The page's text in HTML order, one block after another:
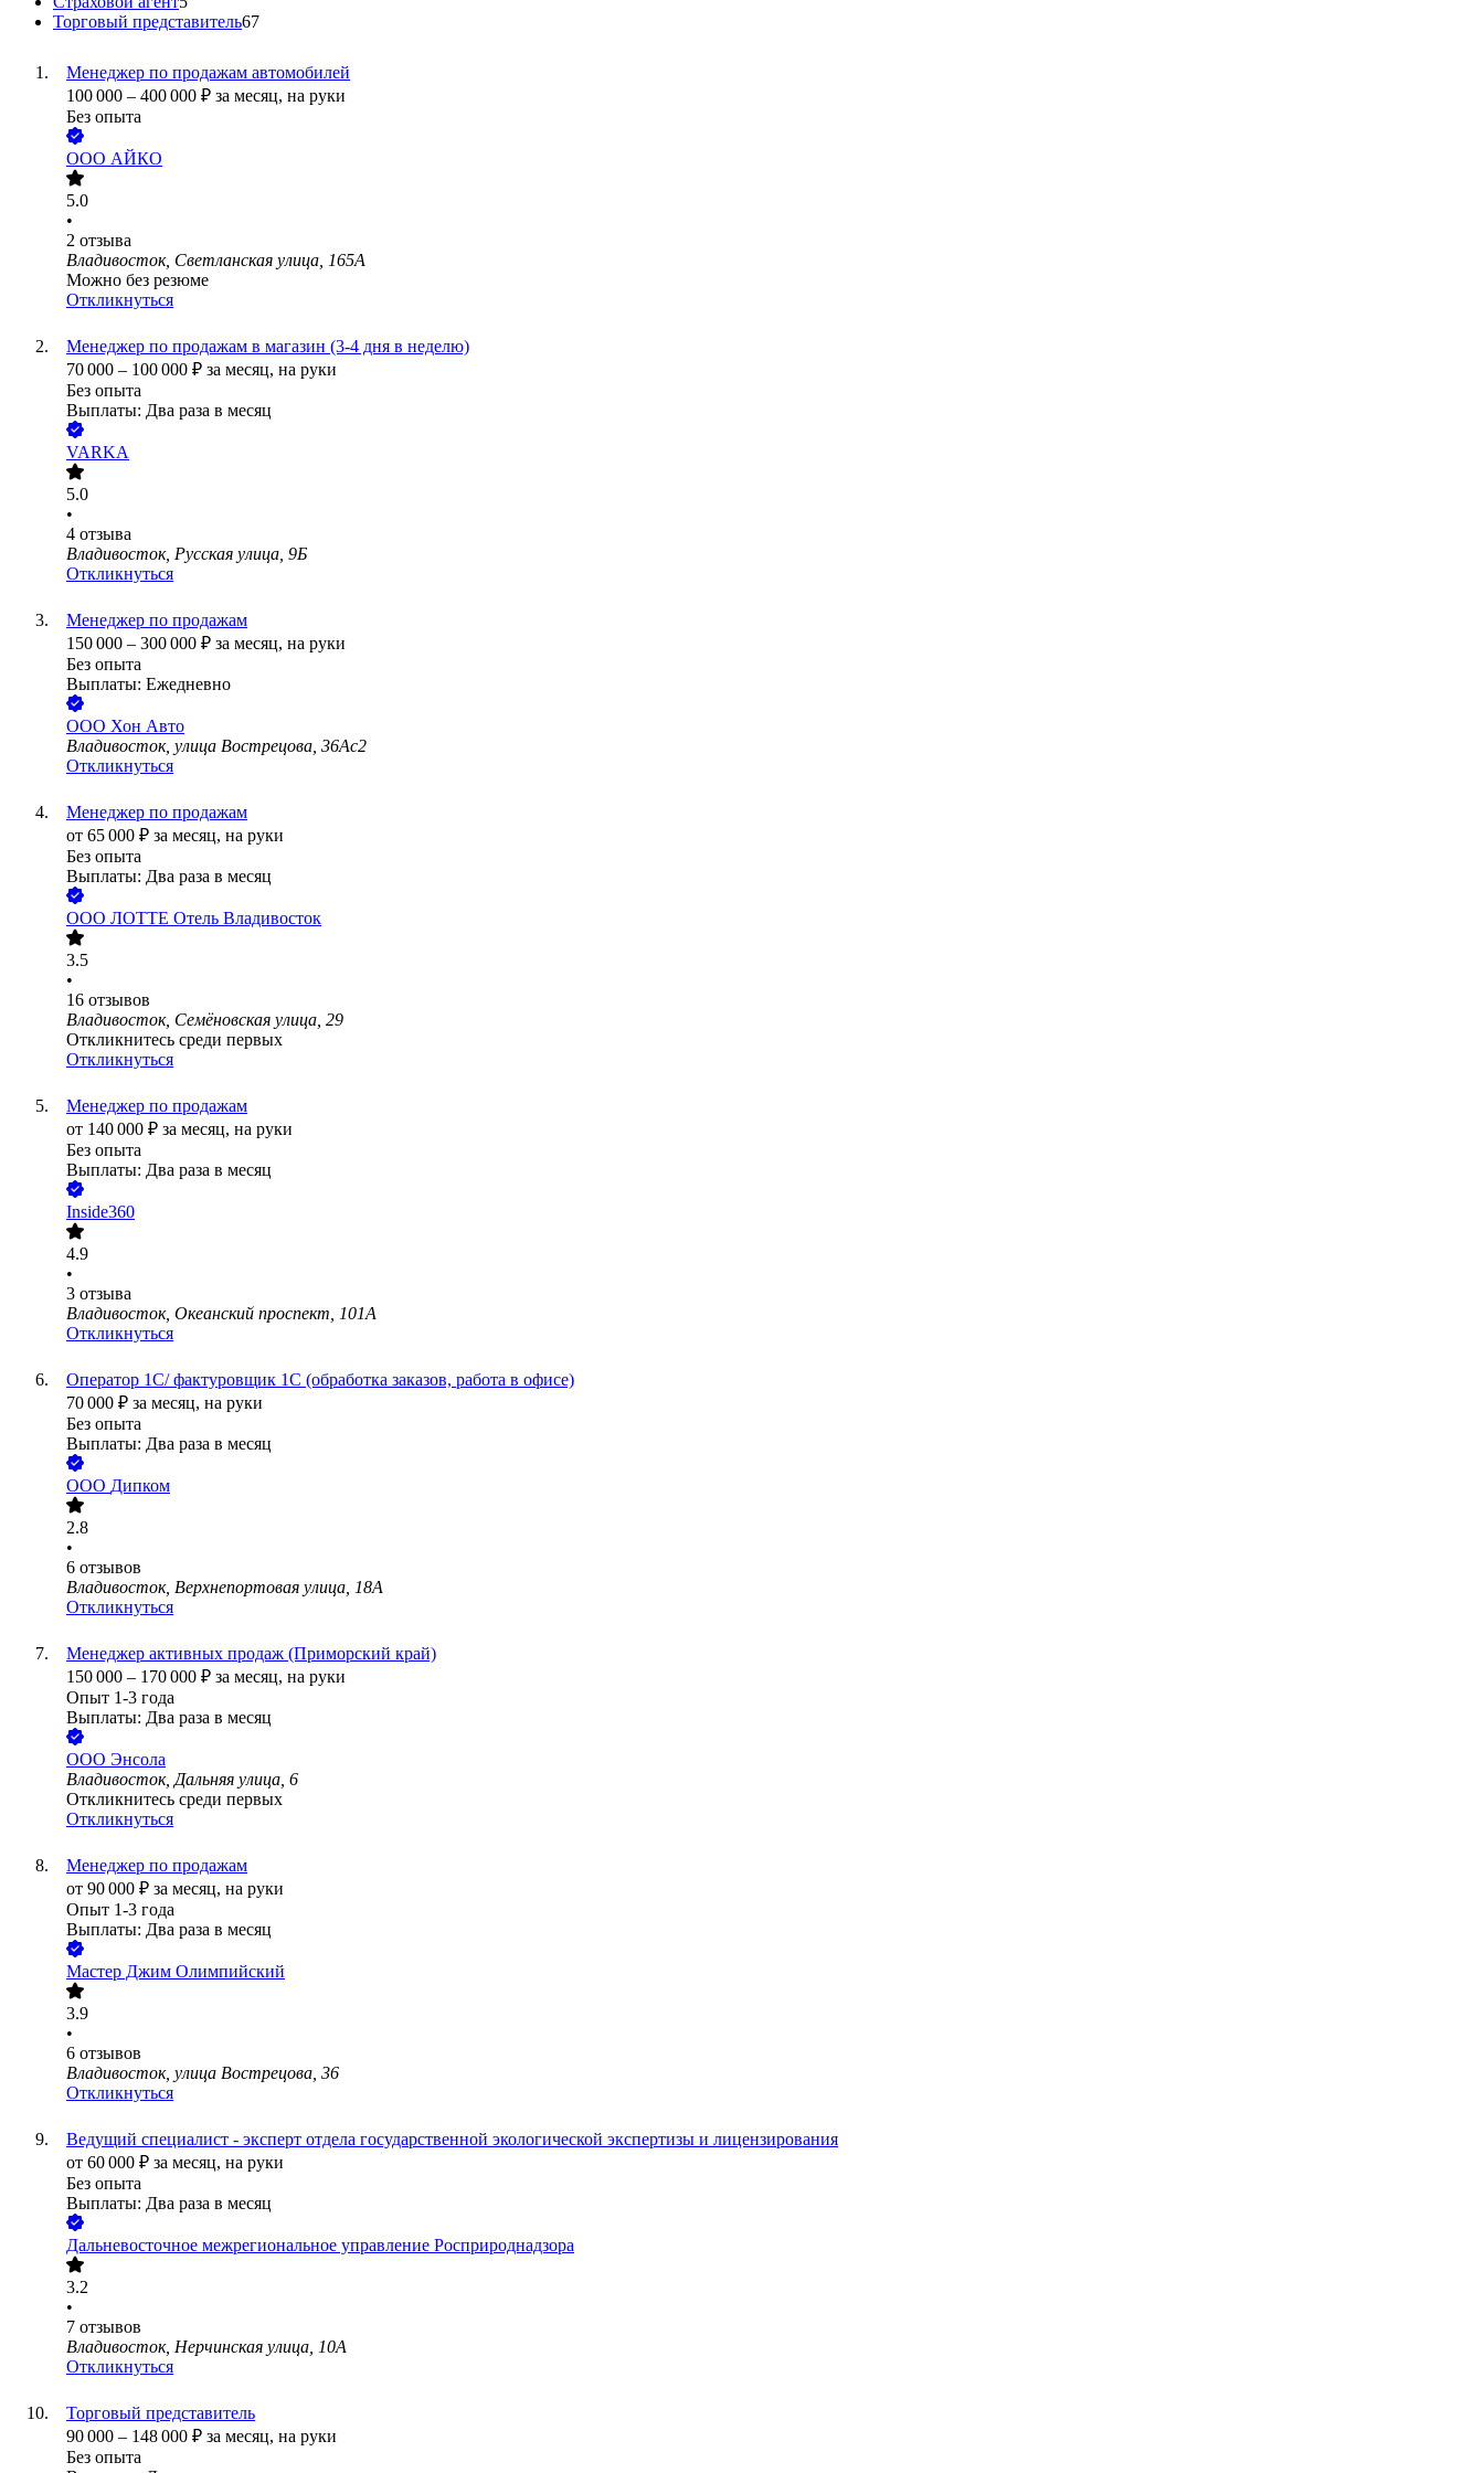
Торговый представитель67
Менеджер по продажам автомобилей
100 000 – 400 000 ₽ за месяц, на руки
Без опыта
ООО АЙКО
5.0
•
2 отзыва
Владивосток, Светланская улица, 165А
Можно без резюме
Откликнуться
Менеджер по продажам в магазин (3-4 дня в неделю)
70 000 – 100 000 ₽ за месяц, на руки
Без опыта
Выплаты: Два раза в месяц
VARKA
5.0
•
4 отзыва
Владивосток, Русская улица, 9Б
Откликнуться
Менеджер по продажам
150 000 – 300 000 ₽ за месяц, на руки
Без опыта
Выплаты: Ежедневно
ООО Хон Авто
Владивосток, улица Вострецова, 36Ас2
Откликнуться
Менеджер по продажам
от 65 000 ₽ за месяц, на руки
Без опыта
Выплаты: Два раза в месяц
ООО ЛОТТЕ Отель Владивосток
3.5
•
16 отзывов
Владивосток, Семёновская улица, 29
Откликнитесь среди первых
Откликнуться
Менеджер по продажам
от 140 000 ₽ за месяц, на руки
Без опыта
Выплаты: Два раза в месяц
Inside360
4.9
•
3 отзыва
Владивосток, Океанский проспект, 101А
Откликнуться
Оператор 1С/ фактуровщик 1С (обработка заказов, работа в офисе)
70 000 ₽ за месяц, на руки
Без опыта
Выплаты: Два раза в месяц
ООО Дипком
2.8
•
6 отзывов
Владивосток, Верхнепортовая улица, 18А
Откликнуться
Менеджер активных продаж (Приморский край)
150 000 – 170 000 ₽ за месяц, на руки
Опыт 1-3 года
Выплаты: Два раза в месяц
ООО Энсола
Владивосток, Дальняя улица, 6
Откликнитесь среди первых
Откликнуться
Менеджер по продажам
от 90 000 ₽ за месяц, на руки
Опыт 1-3 года
Выплаты: Два раза в месяц
Мастер Джим Олимпийский
3.9
•
6 отзывов
Владивосток, улица Вострецова, 36
Откликнуться
Ведущий специалист - эксперт отдела государственной экологической экспертизы и лицензирования
от 60 000 ₽ за месяц, на руки
Без опыта
Выплаты: Два раза в месяц
Дальневосточное межрегиональное управление Росприроднадзора
3.2
•
7 отзывов
Владивосток, Нерчинская улица, 10А
Откликнуться
Торговый представитель
90 000 – 148 000 ₽ за месяц, на руки
Без опыта